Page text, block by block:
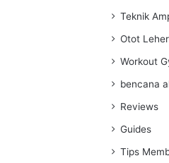
Teknik
Otot
Workout
bencana
Reviews
Guides
Tips